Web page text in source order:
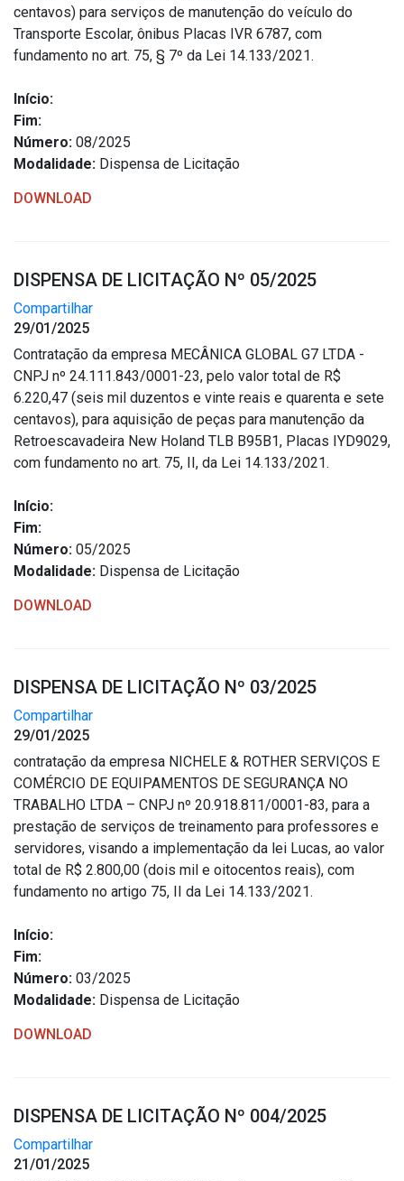
centavos) para serviços de manutenção do veículo do
Transporte Escolar, ônibus Placas IVR 6787, com
fundamento no art. 75, § 7º da Lei 14.133/2021.
Início:
Fim:
Número: 08/2025
Modalidade: Dispensa de Licitação
DOWNLOAD
DISPENSA DE LICITAÇÃO Nº 05/2025
Compartilhar
29/01/2025
Contratação da empresa MECÂNICA GLOBAL G7 LTDA -
CNPJ nº 24.111.843/0001-23, pelo valor total de R$
6.220,47 (seis mil duzentos e vinte reais e quarenta e sete
centavos), para aquisição de peças para manutenção da
Retroescavadeira New Holand TLB B95B1, Placas IYD9029,
com fundamento no art. 75, II, da Lei 14.133/2021.
Início:
Fim:
Número: 05/2025
Modalidade: Dispensa de Licitação
DOWNLOAD
DISPENSA DE LICITAÇÃO Nº 03/2025
Compartilhar
29/01/2025
contratação da empresa NICHELE & ROTHER SERVIÇOS E
COMÉRCIO DE EQUIPAMENTOS DE SEGURANÇA NO
TRABALHO LTDA – CNPJ nº 20.918.811/0001-83, para a
prestação de serviços de treinamento para professores e
servidores, visando a implementação da lei Lucas, ao valor
total de R$ 2.800,00 (dois mil e oitocentos reais), com
fundamento no artigo 75, II da Lei 14.133/2021.
Início:
Fim:
Número: 03/2025
Modalidade: Dispensa de Licitação
DOWNLOAD
DISPENSA DE LICITAÇÃO Nº 004/2025
Compartilhar
21/01/2025